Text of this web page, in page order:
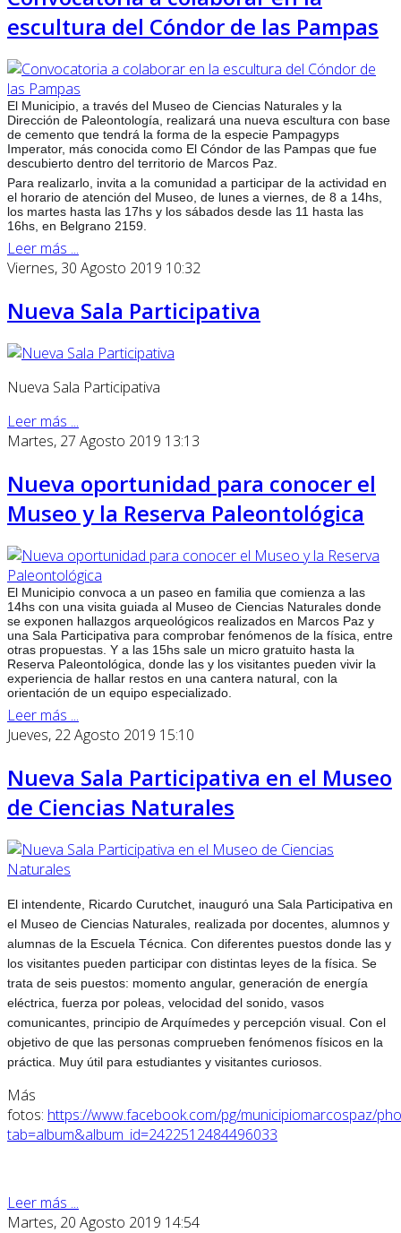
escultura del Cóndor de las Pampas
El Municipio, a través del Museo de Ciencias Naturales y la
Dirección de Paleontología, realizará una nueva escultura con base
de cemento que tendrá la forma de la especie Pampagyps
Imperator, más conocida como El Cóndor de las Pampas que fue
descubierto dentro del territorio de Marcos Paz.
Para realizarlo, invita a la comunidad a participar de la actividad en
el horario de atención del Museo, de lunes a viernes, de 8 a 14hs,
los martes hasta las 17hs y los sábados desde las 11 hasta las
16hs, en Belgrano 2159.
Leer más ...
Viernes, 30 Agosto 2019 10:32
Nueva Sala Participativa
Nueva Sala Participativa
Leer más ...
Martes, 27 Agosto 2019 13:13
Nueva oportunidad para conocer el
Museo y la Reserva Paleontológica
El Municipio convoca a un paseo en familia que comienza a las
14hs con una visita guiada al Museo de Ciencias Naturales donde
se exponen hallazgos arqueológicos realizados en Marcos Paz y
una Sala Participativa para comprobar fenómenos de la física, entre
otras propuestas. Y a las 15hs sale un micro gratuito hasta la
Reserva Paleontológica, donde las y los visitantes pueden vivir la
experiencia de hallar restos en una cantera natural, con la
orientación de un equipo especializado.
Leer más ...
Jueves, 22 Agosto 2019 15:10
Nueva Sala Participativa en el Museo
de Ciencias Naturales
El intendente, Ricardo Curutchet, inauguró una Sala Participativa en
el Museo de Ciencias Naturales, realizada por docentes, alumnos y
alumnas de la Escuela Técnica. Con diferentes puestos donde las y
los visitantes pueden participar con distintas leyes de la física. Se
trata de seis puestos: momento angular, generación de energía
eléctrica, fuerza por poleas, velocidad del sonido, vasos
comunicantes, principio de Arquímedes y percepción visual. Con el
objetivo de que las personas comprueben fenómenos físicos en la
práctica. Muy útil para estudiantes y visitantes curiosos.
Más
fotos: https://www.facebook.com/pg/municipiomarcospaz/
tab=album&album_id=2422512484496033
Leer más ...
Martes, 20 Agosto 2019 14:54